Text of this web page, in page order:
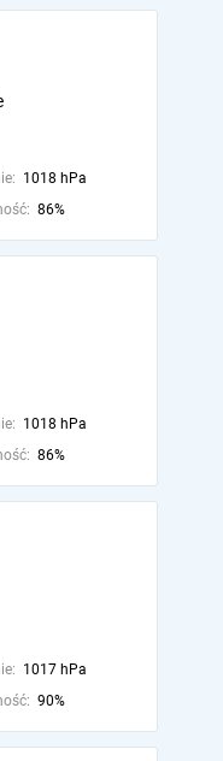
1018 hPa
86%
1018 hPa
86%
1017 hPa
90%